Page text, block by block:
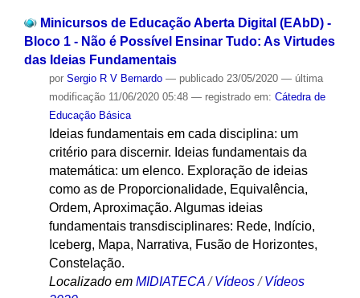
Minicursos de Educação Aberta Digital (EAbD) -
Bloco 1 - Não é Possível Ensinar Tudo: As Virtudes
das Ideias Fundamentais
por Sergio R V Bernardo — publicado23/05/2020 — última
modificação11/06/2020 05:48 — registrado em: Cátedra de
Educação Básica
Ideias fundamentais em cada disciplina: um
critério para discernir. Ideias fundamentais da
matemática: um elenco. Exploração de ideias
como as de Proporcionalidade, Equivalência,
Ordem, Aproximação. Algumas ideias
fundamentais transdisciplinares: Rede, Indício,
Iceberg, Mapa, Narrativa, Fusão de Horizontes,
Constelação.
Localizado em MIDIATECA /Vídeos /Vídeos